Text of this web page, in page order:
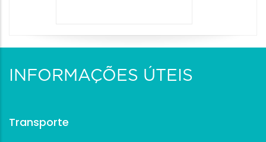
INFORMAÇÕES ÚTEIS
Transporte